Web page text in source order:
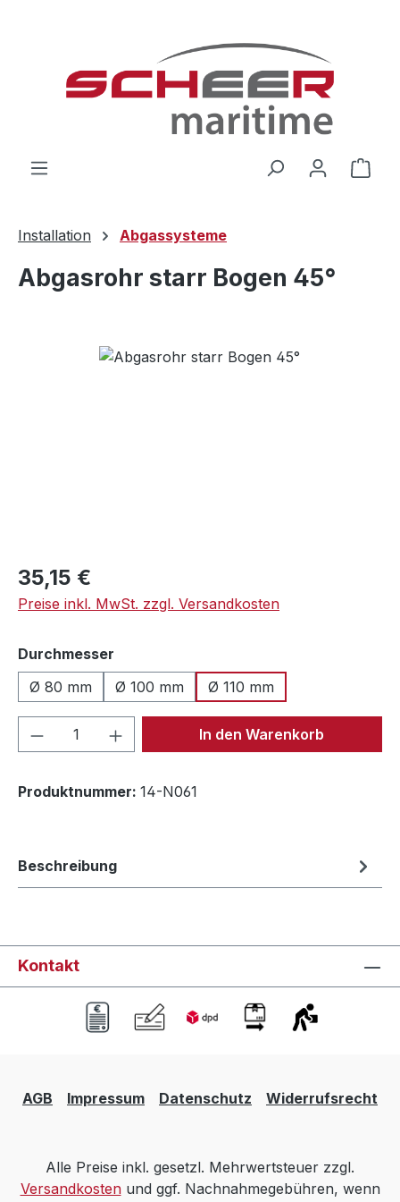
Installation Abgassysteme
Abgasrohr starr Bogen 45°
Bildergalerie überspringen
Regulärer Preis:
35,15 €
Preise inkl. MwSt. zzgl. Versandkosten
Durchmesser
Ø 80 mm
Ø 100 mm Ø 110 mm
Produkt Anzahl: Gib denIn den Warenkorb
Produktnummer: 14-N061
Beschreibung
Kontakt
AGB Impressum Datenschutz Widerrufsrecht
Alle Preise inkl. gesetzl. Mehrwertsteuer zzgl.
Versandkostenund ggf. Nachnahmegebühren, wenn